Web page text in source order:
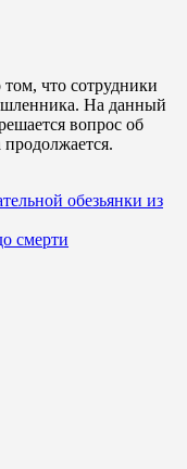
том, что сотрудники
На данный
вопрос об
продолжается.
обезьянки из
смерти